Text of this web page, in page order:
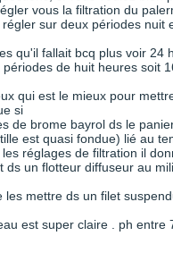
vous la filtration du
sur deux périodes
qu'il fallait bcq plus voir 24
de huit heures soit
qui est le mieux pour
si
de brome bayrol ds le
est quasi fondue) lié au
réglages de filtration il
ds un flotteur diffuseur au
les mettre ds un filet
est super claire . ph entre